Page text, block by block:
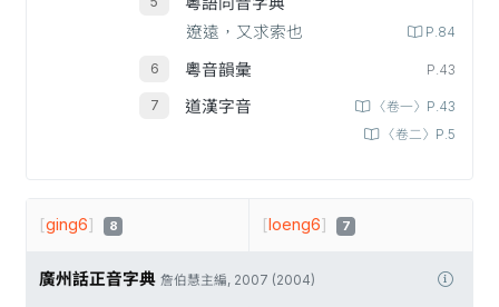
遼遠，又求索也
P.84
粵音韻彙 P.43
道漢字音
〈卷一〉P.43
〈卷二〉P.5
[ging6] 8 [loeng6] 7
廣州話正音字典 詹伯慧主編, 2007 (2004)